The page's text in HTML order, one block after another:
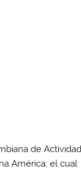
de
América, el cual